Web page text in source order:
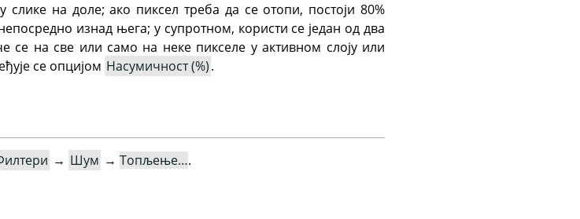
на доле; ако пиксел треба да се отопи, постоји 80%
изнад њега; у супротном, користи се један од два
се на све или само на неке пикселе у активном слоју или
се опцијом Насумичност (%).
→ Шум → Топљење….